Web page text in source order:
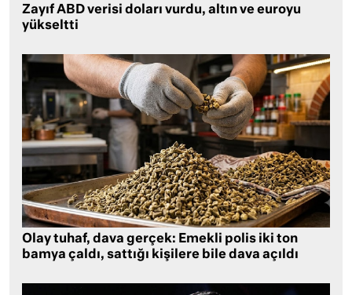
Zayıf ABD verisi doları vurdu, altın ve euroyu
yükseltti
Olay tuhaf, dava gerçek: Emekli polis iki ton
bamya çaldı, sattığı kişilere bile dava açıldı